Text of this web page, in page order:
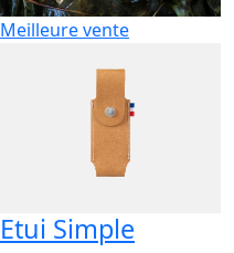
Meilleure vente
Etui Simple